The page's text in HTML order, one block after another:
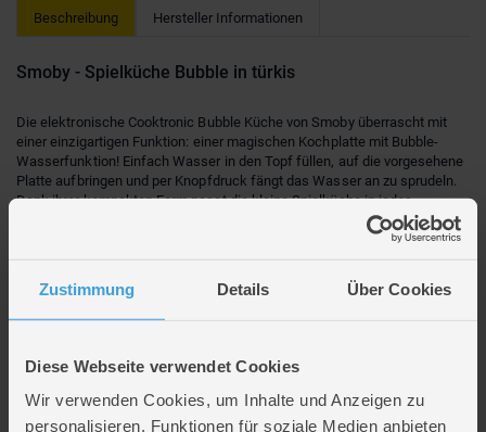
Zustimmung Details Über Cookies
Diese Webseite verwendet Cookies
Wir verwenden Cookies, um Inhalte und Anzeigen zu
personalisieren, Funktionen für soziale Medien anbieten
Beschreibung Hersteller Informationen
Smoby - Spielküche Bubble in türkis
Die elektronische Cooktronic Bubble Küche von Smoby überrascht mit
einer einzigartigen Funktion: einer magischen Kochplatte mit Bubble-
Wasserfunktion! Einfach Wasser in den Topf füllen, auf die vorgesehene
Platte aufbringen und per Knopfdruck fängt das Wasser an zu sprudeln.
Dank ihrer kompakten Form passt die kleine Spielküche in jedes
Kinderzimmer und ist dennoch perfekt ausgestattet: Der Backofen hat
eine transparente Tür, durch die die Back- oder Garzeit im Ofen verfolgt
ertönt ein Soundgeräusch. Die Kochplatte verfügt über eine rote
Beleuchtung und verschiedene Kochgeräusche wie Dampf, Braten und
Grillen. Zum Zubehör zählen außerdem Teller, Besteck, Gläser,